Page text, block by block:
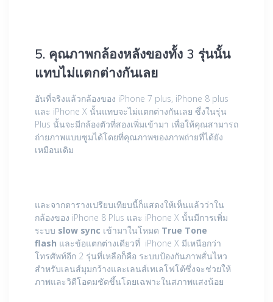
5. คุณภาพกล้องหลังของทั้ง 3 รุ่นนั้น
แทบไม่แตกต่างกันเลย
อันที่จริงแล้วกล้องของ iPhone 7 plus, iPhone 8 plus
และ iPhone X นั้นแทบจะไม่แตกต่างกันเลย ซึ่งในรุ่น
Plus นั้นจะมีกล้องตัวที่สองเพิ่มเข้ามา เพื่อให้คุณสามารถ
ถ่ายภาพแบบซูมได้โดยที่คุณภาพของภาพถ่ายที่ได้ยัง
เหมือนเดิม
และจากตารางเปรียบเทียบนี้ก็แสดงให้เห็นแล้วว่าใน
กล้องของ iPhone 8 Plus และ iPhone X นั้นมีการเพิ่ม
ระบบ slow sync เข้ามาในโหมด True Tone
flash และข้อแตกต่างเดียวที่ iPhone X มีเหนือกว่า
โทรศัพท์อีก 2 รุ่นที่เหลือก็คือ ระบบป้องกันภาพสั่นไหว
สำหรับเลนส์มุมกว้างและเลนส์เทเลโฟโต้ซึ่งจะช่วยให้
ภาพและวิดีโอคมชัดขึ้นโดยเฉพาะในสภาพแสงน้อย